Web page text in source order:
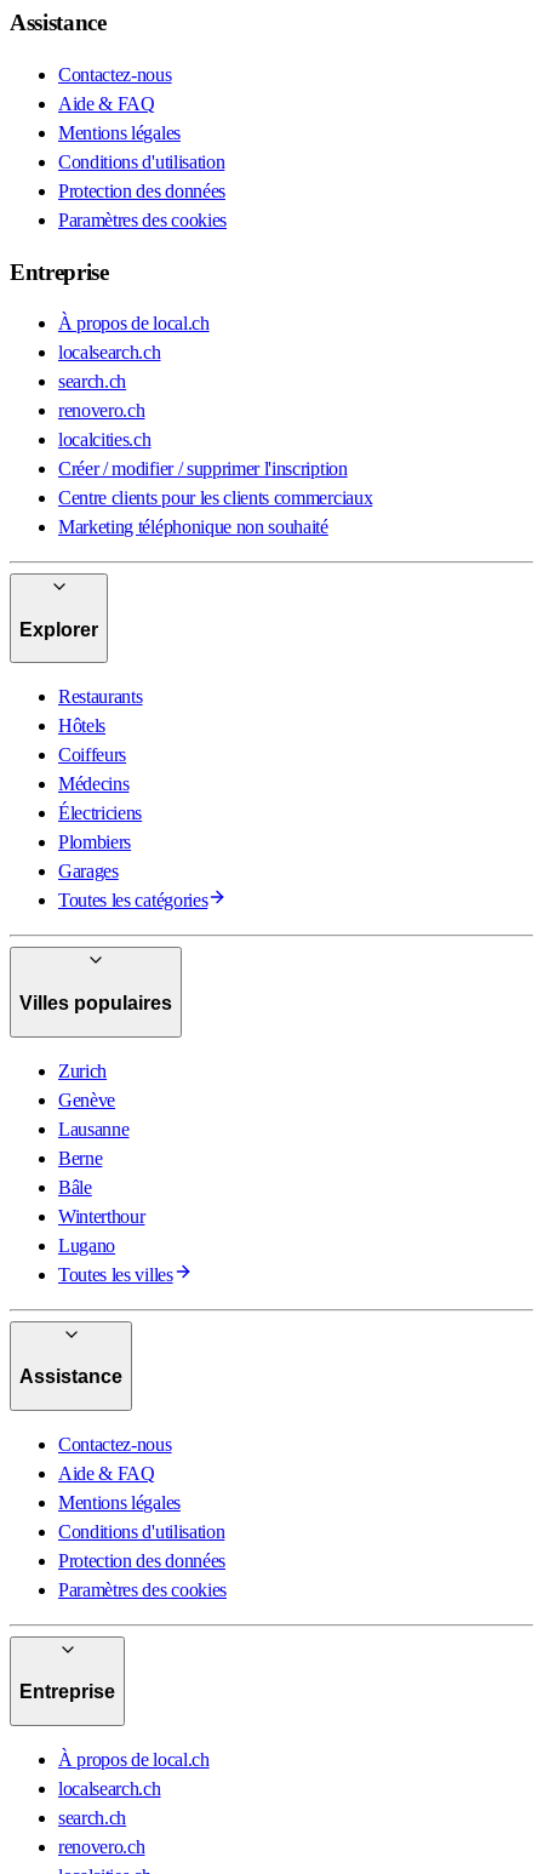
Assistance
Contactez-nous
Aide & FAQ
Mentions légales
Conditions d'utilisation
Protection des données
Paramètres des cookies
Entreprise
À propos de local.ch
localsearch.ch
search.ch
renovero.ch
localcities.ch
Créer / modifier / supprimer l'inscription
Centre clients pour les clients commerciaux
Marketing téléphonique non souhaité
Explorer
Restaurants
Hôtels
Coiffeurs
Médecins
Électriciens
Plombiers
Garages
Toutes les catégories
Villes populaires
Zurich
Genève
Lausanne
Berne
Bâle
Winterthour
Lugano
Toutes les villes
Assistance
Contactez-nous
Aide & FAQ
Mentions légales
Conditions d'utilisation
Protection des données
Paramètres des cookies
Entreprise
À propos de local.ch
localsearch.ch
search.ch
renovero.ch